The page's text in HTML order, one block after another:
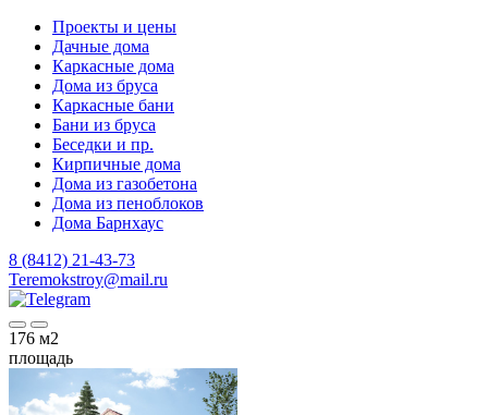
Проекты и цены
Дачные дома
Каркасные дома
Дома из бруса
Каркасные бани
Бани из бруса
Беседки и пр.
Кирпичные дома
Дома из газобетона
Дома из пеноблоков
Дома Барнхаус
8 (8412) 21-43-73
Teremokstroy@mail.ru
176 м2
площадь